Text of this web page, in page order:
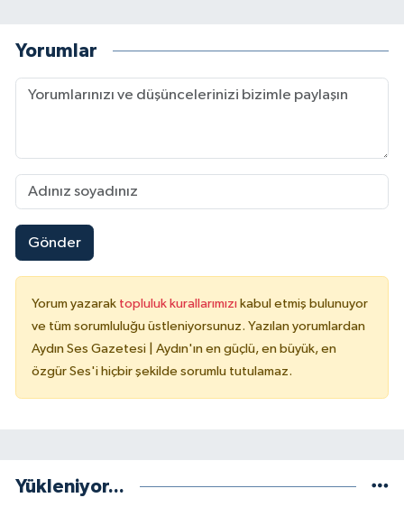
Yorumlar
Gönder
Yorum yazarak topluluk kurallarımızı kabul etmiş bulunuyor
ve tüm sorumluluğu üstleniyorsunuz. Yazılan yorumlardan
Aydın Ses Gazetesi | Aydın'ın en güçlü, en büyük, en
özgür Ses'i hiçbir şekilde sorumlu tutulamaz.
Yükleniyor...